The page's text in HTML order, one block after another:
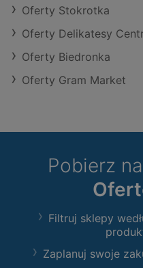
Oferty Stokrotka
Oferty Delikatesy
Oferty Biedronka
Oferty Gram Market
Pobierz
Filtruj sklepy
Zaplanuj swoje